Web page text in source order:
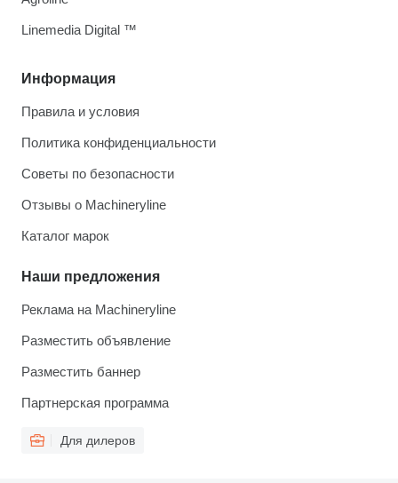
Информация
Правила и условия
Политика конфиденциальности
Советы по безопасности
Отзывы о Machineryline
Каталог марок
Наши предложения
Реклама на Machineryline
Разместить объявление
Разместить баннер
Партнерская программа
Для дилеров
Linemedia Digital ™